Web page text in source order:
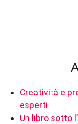
Creatività e
esperti
Un libro sotto